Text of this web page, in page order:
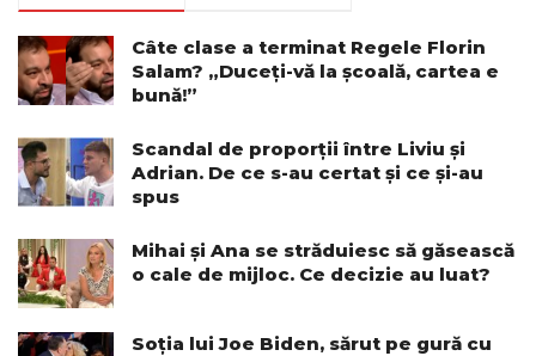
Câte clase a terminat Regele Florin
Salam? „Duceți-vă la școală, cartea e
bună!”
Scandal de proporții între Liviu și
Adrian. De ce s-au certat și ce și-au
spus
Mihai și Ana se străduiesc să găsească
o cale de mijloc. Ce decizie au luat?
Soția lui Joe Biden, sărut pe gură cu